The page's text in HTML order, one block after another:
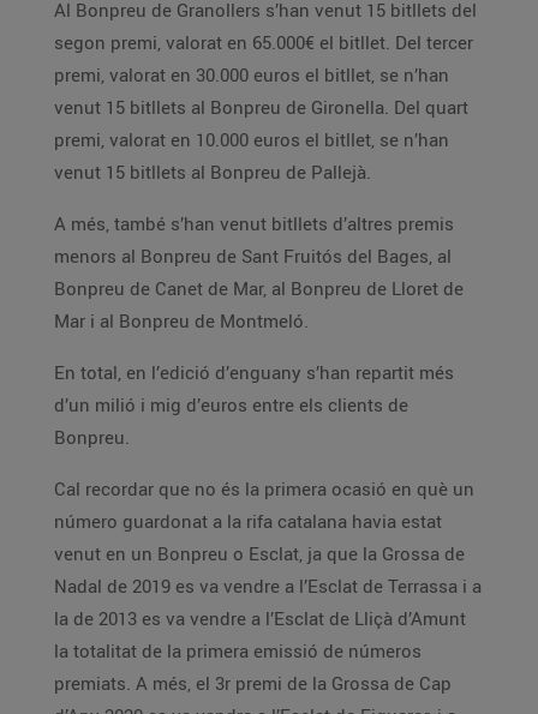
Al Bonpreu de Granollers s’han venut 15 bitllets del
segon premi, valorat en 65.000€ el bitllet. Del tercer
premi, valorat en 30.000 euros el bitllet, se n’han
venut 15 bitllets al Bonpreu de Gironella. Del quart
premi, valorat en 10.000 euros el bitllet, se n’han
venut 15 bitllets al Bonpreu de Pallejà.
A més, també s’han venut bitllets d’altres premis
menors al Bonpreu de Sant Fruitós del Bages, al
Bonpreu de Canet de Mar, al Bonpreu de Lloret de
Mar i al Bonpreu de Montmeló.
En total, en l’edició d’enguany s’han repartit més
d’un milió i mig d’euros entre els clients de
Bonpreu.
Cal recordar que no és la primera ocasió en què un
número guardonat a la rifa catalana havia estat
venut en un Bonpreu o Esclat, ja que la Grossa de
Nadal de 2019 es va vendre a l’Esclat de Terrassa i a
la de 2013 es va vendre a l’Esclat de Lliçà d’Amunt
la totalitat de la primera emissió de números
premiats. A més, el 3r premi de la Grossa de Cap